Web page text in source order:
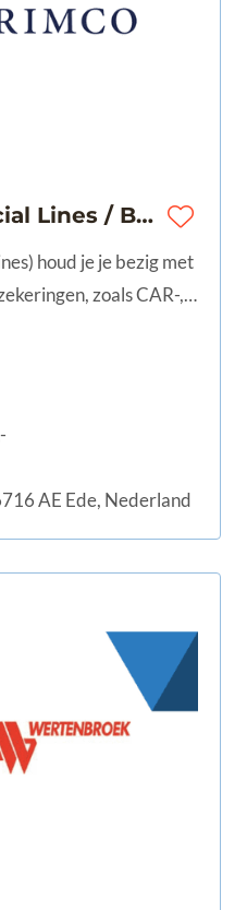
Sluiter Commercial Lines / Beursmakelaar | 32-40 uur | Ede | € 4.000,- - €8.000,-
houd je je bezig met
zoals CAR-,
, werkmaterieel- en in
Geen
jij weet altijd een
te bieden, waarbij
AE Ede, Nederland